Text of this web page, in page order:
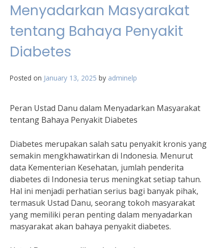
Menyadarkan Masyarakat
tentang Bahaya Penyakit
Diabetes
Posted on January 13, 2025 by adminelp
Peran Ustad Danu dalam Menyadarkan Masyarakat
tentang Bahaya Penyakit Diabetes
Diabetes merupakan salah satu penyakit kronis yang
semakin mengkhawatirkan di Indonesia. Menurut
data Kementerian Kesehatan, jumlah penderita
diabetes di Indonesia terus meningkat setiap tahun.
Hal ini menjadi perhatian serius bagi banyak pihak,
termasuk Ustad Danu, seorang tokoh masyarakat
yang memiliki peran penting dalam menyadarkan
masyarakat akan bahaya penyakit diabetes.